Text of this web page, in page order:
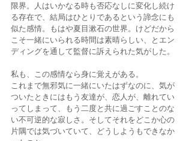
限界。人はいかなる時も否応なしに変化し続け
る存在で、結局はひとりであるという諦念にも
似た感情。もはや夏目漱石の世界。けどだから
こそ一緒にいられる時間は素晴らしい、とエン
ディングを通して監督に訴えられた気がした。
私も、この感情なら身に覚えがある。
これまで無邪気に一緒にいたはずなのに、気が
ついたときにはもう友達が、恋人が、離れてい
ってしまって、もう二度と共に過ごすことのな
い不可逆的な寂しさ。そしてそれをどこか心の
片隅では気づいていて、どうしようもできなか